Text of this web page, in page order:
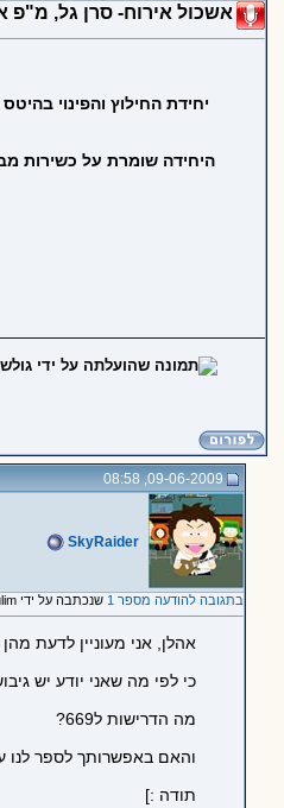
אשכול אירוח- סרן גל, מ"פ
היחידה שומרת על כשירות
09-06-2009, 08:58
SkyRaider
בתגובה להודעה מספר 1 שנכתבה על ידי chatulim שמתחילה ב "אשכול אירוח- סרן גל, מ"פ אימונים ביחידת 669"
אהלן, אני מעוניין לדעת מהן
כי לפי מה שאני יודע יש גיבוש דרך יום סיירות למטכל, שלדג ו669 ואז
מה הדרישות ל669?
והאם באפשרותך לספר לנו
תודה :]